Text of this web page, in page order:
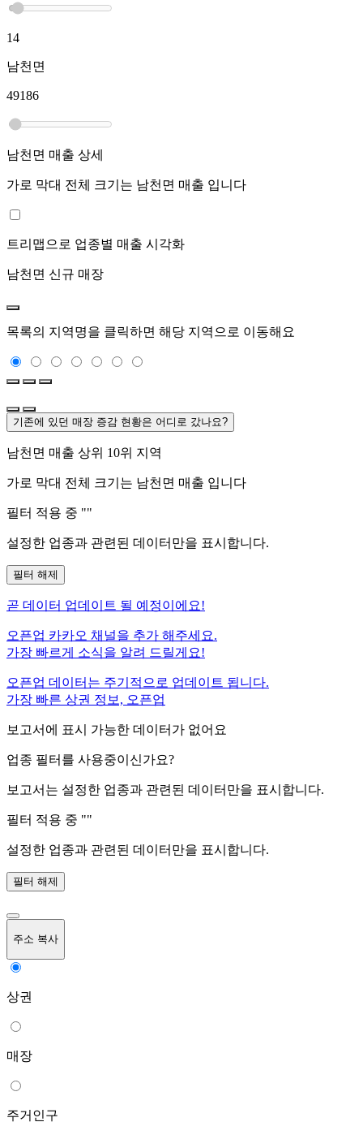
14
남천면
49186
남천면 매출 상세
가로 막대 전체 크기는 남천면 매출 입니다
트리맵으로 업종별 매출 시각화
남천면 신규 매장
목록의 지역명을 클릭하면 해당 지역으로 이동해요
기존에 있던 매장 증감 현황은 어디로 갔나요?
남천면 매출 상위 10위 지역
가로 막대 전체 크기는 남천면 매출 입니다
필터 적용 중 ""
설정한 업종과 관련된 데이터만을 표시합니다.
필터 해제
곧 데이터 업데이트 될 예정이에요!
오픈업 카카오 채널을 추가 해주세요.
가장 빠르게 소식을 알려 드릴게요!
오픈업 데이터는 주기적으로 업데이트 됩니다.
가장 빠른 상권 정보, 오픈업
보고서에 표시 가능한 데이터가 없어요
업종 필터를 사용중이신가요?
보고서는 설정한 업종과 관련된 데이터만을 표시합니다.
필터 적용 중 ""
설정한 업종과 관련된 데이터만을 표시합니다.
필터 해제
주소 복사
상권
매장
주거인구